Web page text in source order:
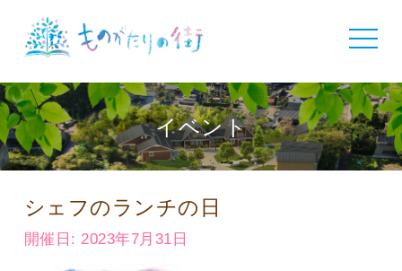
toggle
イベント
シェフのランチの日
開催日: 2023年7月31日